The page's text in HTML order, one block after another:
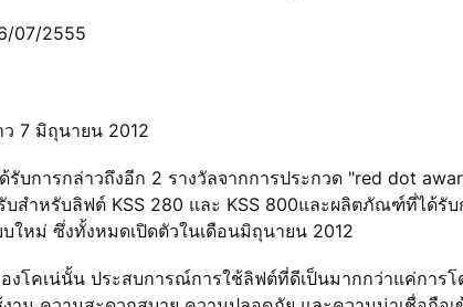
07/2555
7 มิถุนายน 2012
รับการกล่าวถึงอีก 2 รางวัลจากการประกวด "red dot
บสำหรับลิฟต์ KSS 280 และ KSS 800และผลิตภัณฑ์ที่ได้รั
ใหม่ ซึ่งทั้งหมดเปิดตัวในเดือนมิถุนายน 2012
โคเน่นั้น ประสบการณ์การใช้ลิฟต์ที่ดีเป็นมากกว่าแค่การ